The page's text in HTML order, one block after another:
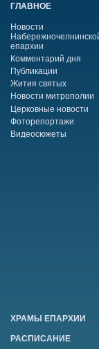
ГЛАВНОЕ
Новости
епархии
Комментарий дня
Публикации
Жития святых
Новости митрополии
Церковные новости
Фоторепортажи
Видеосюжеты
ХРАМЫ ЕПАРХИИ
РАСПИСАНИЕ